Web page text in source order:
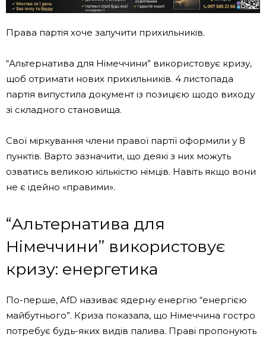
Права партія хоче залучити прихильників.
“Альтернатива для Німеччини” використовує кризу,
щоб отримати нових прихильників. 4 листопада
партія випустила документ із позицією щодо виходу
зі складного становища.
Свої міркування члени правої партії оформили у 8
пунктів. Варто зазначити, що деякі з них можуть
озватись великою кількістю німців. Навіть якщо вони
не є ідейно «правими».
“Альтернатива для
Німеччини” використовує
кризу: енергетика
По-перше, AfD називає ядерну енергію “енергією
майбутнього”. Криза показала, що Німеччина гостро
потребує будь-яких видів палива. Праві пропонують